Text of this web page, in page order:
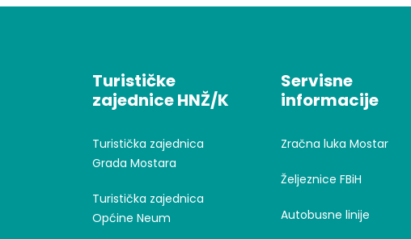
Turističke
zajednice HNŽ/K
Turistička zajednica
Grada Mostara
Turistička zajednica
Općine Neum
Servisne
informacije
Zračna luka Mostar
Željeznice FBiH
Autobusne linije